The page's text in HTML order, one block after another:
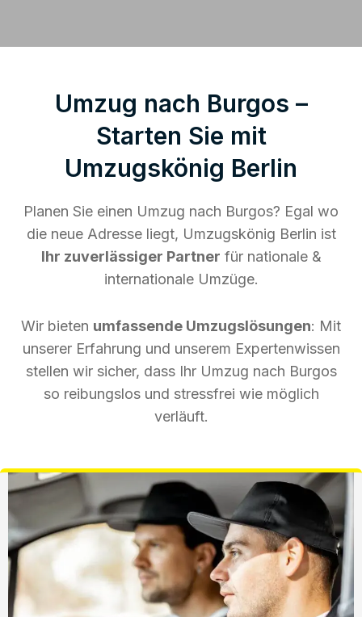
Umzug nach Burgos –
Starten Sie mit
Umzugskönig Berlin
Planen Sie einen Umzug nach Burgos? Egal wo
die neue Adresse liegt, Umzugskönig Berlin ist
Ihr zuverlässiger Partner für nationale &
internationale Umzüge.
Wir bieten umfassende Umzugslösungen: Mit
unserer Erfahrung und unserem Expertenwissen
stellen wir sicher, dass Ihr Umzug nach Burgos
so reibungslos und stressfrei wie möglich
verläuft.